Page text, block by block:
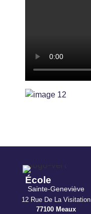
École
Sainte-Geneviève
12 Rue De La Visitation
77100 Meaux